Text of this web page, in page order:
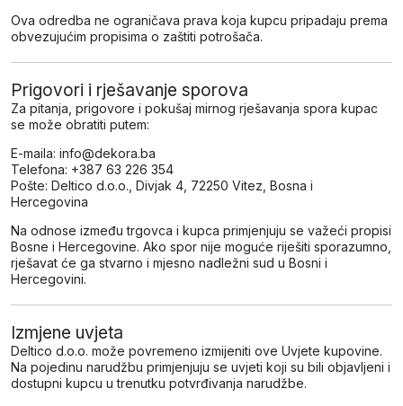
Ova odredba ne ograničava prava koja kupcu pripadaju prema
obvezujućim propisima o zaštiti potrošača.
Prigovori i rješavanje sporova
Za pitanja, prigovore i pokušaj mirnog rješavanja spora kupac
se može obratiti putem:
E-maila: info@dekora.ba
Telefona: +387 63 226 354
Pošte: Deltico d.o.o., Divjak 4, 72250 Vitez, Bosna i
Hercegovina
Na odnose između trgovca i kupca primjenjuju se važeći propisi
Bosne i Hercegovine. Ako spor nije moguće riješiti sporazumno,
rješavat će ga stvarno i mjesno nadležni sud u Bosni i
Hercegovini.
Izmjene uvjeta
Deltico d.o.o. može povremeno izmijeniti ove Uvjete kupovine.
Na pojedinu narudžbu primjenjuju se uvjeti koji su bili objavljeni i
dostupni kupcu u trenutku potvrđivanja narudžbe.